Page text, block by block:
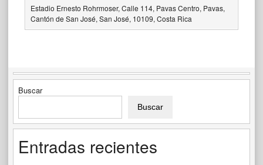
Estadio Ernesto Rohrmoser, Calle 114, Pavas Centro, Pavas,
Cantón de San José, San José, 10109, Costa Rica
Buscar
Buscar
Entradas recientes